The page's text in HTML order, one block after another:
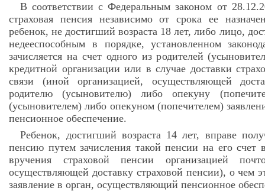
В соответствии с Федеральным законом от
страховая пенсия независимо от срока ее
ребенок, не достигший возраста 18 лет, либо лицо,
недееспособным в порядке, установленном
зачисляется на счет одного из родителей
кредитной организации или в случае доставки
связи (иной организацией, осуществляющей
родителю (усыновителю) либо опекуну
(усыновителем) либо опекуном (попечителем)
пенсионное обеспечение.
Ребенок, достигший возраста 14 лет, вправе
пенсию путем зачисления такой пенсии на его счет
вручения страховой пенсии организацией
осуществляющей доставку страховой пенсии), о чем
заявление в орган, осуществляющий пенсионное